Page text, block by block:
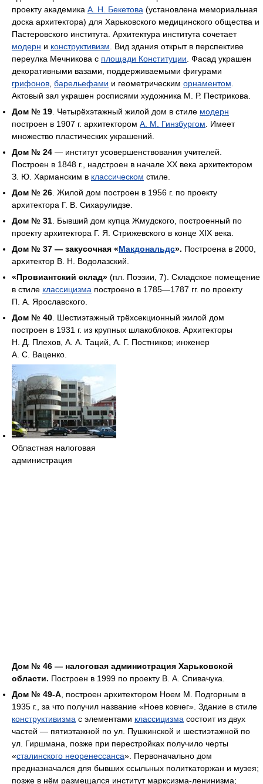
проекту академика А. Н. Бекетова (установлена мемориальная
доска архитектора) для Харьковского медицинского общества и
Пастеровского института. Архитектура института сочетает
модерн и конструктивизм . Вид здания открыт в перспективе
переулка Мечникова с площади Конституции . Фасад украшен
декоративными вазами, поддерживаемыми фигурами
грифонов барельефами и геометрическим орнаментом
Актовый зал украшен росписями художника М. Р. Пестрикова.
Дом № 19 . Четырёхэтажный жилой дом в стиле модерн
построен в 1907 г. архитектором А. М. Гинзбургом . Имеет
множество пластических украшений.
Дом № 24 — институт усовершенствования учителей.
Построен в 1848 г., надстроен в начале XX века архитектором
З. Ю. Харманским в классическом стиле.
Дом № 26 . Жилой дом построен в 1956 г. по проекту
архитектора Г. В. Сихарулидзе.
Дом № 31 . Бывший дом купца Жмудского, построенный по
проекту архитектора Г. Я. Стрижевского в конце XIX века.
Дом № 37 — закусочная «Макдональдс». Построена в 2000,
архитектор В. Н. Водолазский.
«Провиантский склад» (пл. Поэзии, 7). Складское помещение
в стиле классицизма построено в 1785—1787 гг. по проекту
П. А. Ярославского.
Дом № 40 . Шестиэтажный трёхсекционный жилой дом
построен в 1931 г. из крупных шлакоблоков. Архитекторы
Н. Д. Плехов, А. А. Таций, А. Г. Постников; инженер
А. С. Ваценко.
Областная налоговая
администрация
Дом № 46 — налоговая администрация Харьковской
области. Построен в 1999 по проекту В. А. Спивачука.
Дом № 49-А , построен архитектором Ноем М. Подгорным в
1935 г., за что получил название «Ноев ковчег». Здание в стиле
конструктивизма с элементами классицизма состоит из двух
частей — пятиэтажной по ул. Пушкинской и шестиэтажной по
ул. Гиршмана, позже при перестройках получило черты
«сталинского неоренессанса». Первоначально дом
предназначался для бывших ссыльных политкаторжан и музея;
позже в нём размещался институт марксизма-ленинизма;